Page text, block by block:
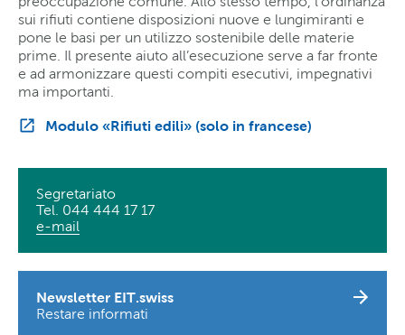
sui rifiuti contiene disposizioni nuove e lungimiranti e
pone le basi per un utilizzo sostenibile delle materie
prime. Il presente aiuto all’esecuzione serve a far fronte
e ad armonizzare questi compiti esecutivi, impegnativi
ma importanti.
Modulo «Rifiuti edili» (solo in francese)
Segretariato
Tel. 044 444 17 17
e-mail
Newsletter EIT.swiss
Restare informati